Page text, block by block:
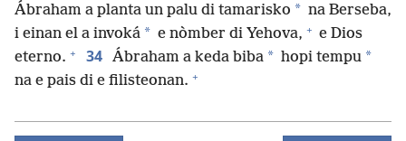
Ábraham a planta un palu di tamarisko * na Berseba,
i einan el a invoká * e nòmber di Yehova, + e Dios
eterno. + 34 Ábraham a keda biba * hopi tempu *
na e pais di e filisteonan. +